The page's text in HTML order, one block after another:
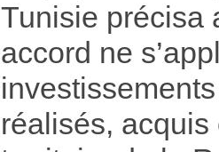
Tunisie précisa
accord ne
investissements
réalisés,